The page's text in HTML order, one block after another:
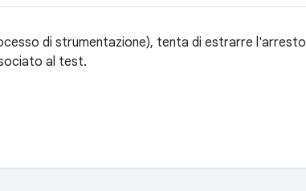
di strumentazione), tenta di estrarre l'arresto
al test.